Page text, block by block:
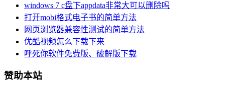
windows 7 c盘下appdata非常大可以删除吗
打开mobi格式电子书的简单方法
网页浏览器兼容性测试的简单方法
优酷视频怎么下载下来
呼死你软件免费版、破解版下载
赞助本站